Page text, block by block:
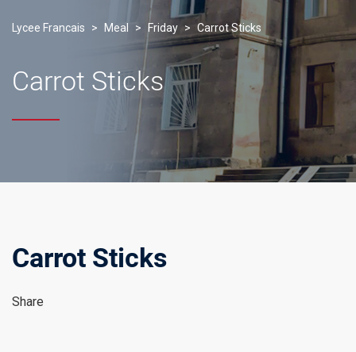
Lycee Francais > Meal > Friday > Carrot Sticks
Carrot Sticks
Carrot Sticks
Share